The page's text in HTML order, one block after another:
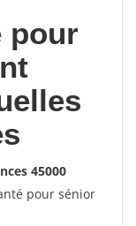
pour
45000
pour sénior